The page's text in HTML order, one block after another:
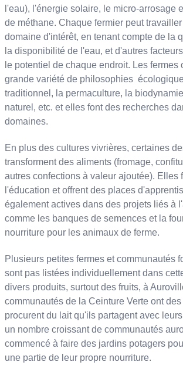
l'eau), l'énergie solaire, le micro-arrosage
de méthane. Chaque fermier peut
domaine d'intérêt, en tenant compte de la
la disponibilité de l'eau, et d'autres
le potentiel de chaque endroit. Les fermes
grande variété de philosophies
traditionnel, la permaculture, la
naturel, etc. et elles font des recherches
domaines.
En plus des cultures vivrières, certaines
transforment des aliments (fromage,
autres confections à valeur ajoutée). Elles
l'éducation et offrent des places
également actives dans des projets liés à
comme les banques de semences et la
nourriture pour les animaux de ferme.
Plusieurs petites fermes et communautés
sont pas listées individuellement dans
divers produits, surtout des fruits, à
communautés de la Ceinture Verte ont
procurent du lait qu'ils partagent avec
un nombre croissant de communautés
commencé à faire des jardins potagers
une partie de leur propre nourriture.